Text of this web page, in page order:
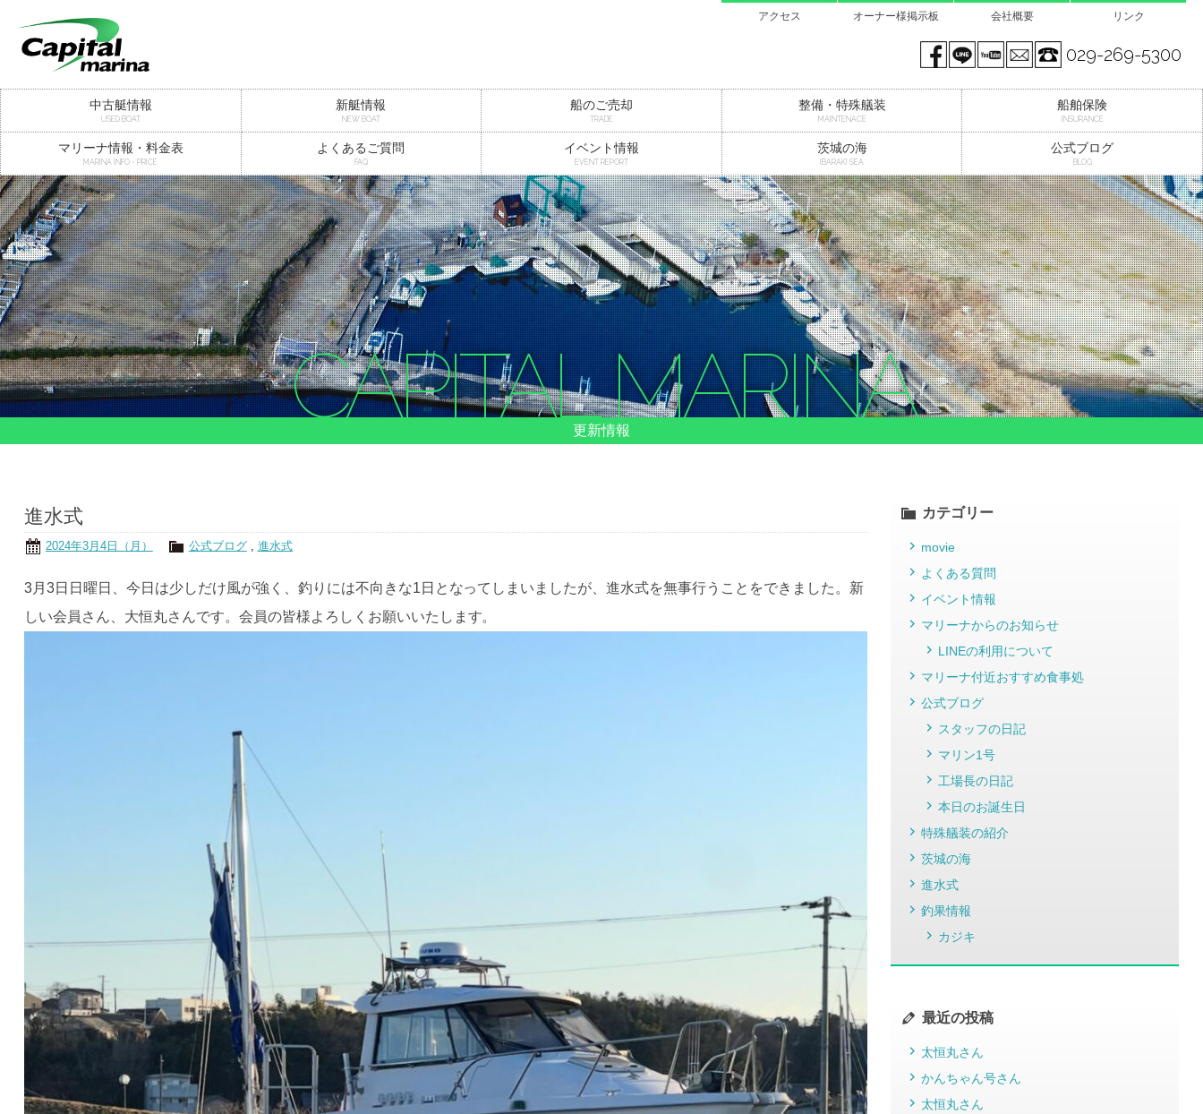
アクセス オーナー様掲示板 会社概要 リンク
029-269-5300
mail
You tube
LINE@
Facebook page
中古艇情報
USED BOAT
新艇情報
NEW BOAT
船のご売却
TRADE
整備・特殊艤装
MAINTENACE
船舶保険
INSURANCE
マリーナ情報・料金表
MARINA INFO・PRICE
よくあるご質問
FAQ
イベント情報
EVENT REPORT
茨城の海
IBARAKI SEA
公式ブログ
BLOG
CAPITAL MARINA
更新情報
進水式
2024年3月4日（月） 公式ブログ, 進水式
3月3日日曜日、今日は少しだけ風が強く、釣りには不向きな1日となってしまいましたが、進水式を無事行うことをできました。新
しい会員さん、大恒丸さんです。会員の皆様よろしくお願いいたします。
カテゴリー
movie
よくある質問
イベント情報
マリーナからのお知らせ
LINEの利用について
マリーナ付近おすすめ食事処
公式ブログ
スタッフの日記
マリン1号
工場長の日記
本日のお誕生日
特殊艤装の紹介
茨城の海
進水式
釣果情報
カジキ
最近の投稿
太恒丸さん
かんちゃん号さん
太恒丸さん